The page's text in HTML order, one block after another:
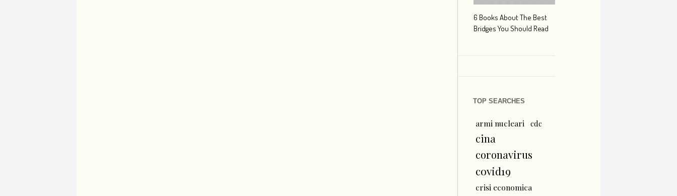
6 Books About The Best
Bridges You Should Read
TOP SEARCHES
armi nucleari cdc
cina
coronavirus
covid19
crisi economica